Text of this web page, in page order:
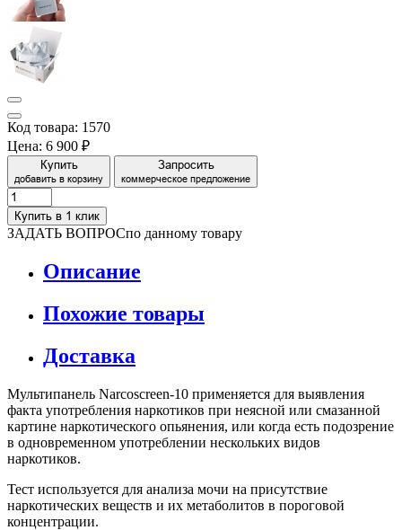
Код товара: 1570
Цена: 6 900 ₽
Купить
добавить в корзину
Запросить
коммерческое предложение
Купить в 1 клик
ЗАДАТЬ ВОПРОСпо данному товару
Описание
Похожие товары
Доставка
Мультипанель Narcoscreen-10 применяется для выявления
факта употребления наркотиков при неясной или смазанной
картине наркотического опьянения, или когда есть подозрение
в одновременном употреблении нескольких видов
наркотиков.
Тест используется для анализа мочи на присутствие
наркотических веществ и их метаболитов в пороговой
концентрации.